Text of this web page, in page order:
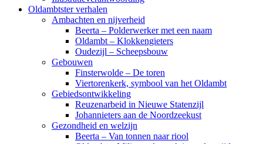
Oldambtster verhalen
Ambachten en nijverheid
Beerta – Polderwerker met een naam
Oldambt – Klokkengieters
Oudezijl – Scheepsbouw
Gebouwen
Finsterwolde – De toren
Viertorenkerk, symbool van het Oldambt
Gebiedsontwikkeling
Reuzenarbeid in Nieuwe Statenzijl
Johannieters aan de Noordzeekust
Gezondheid en welzijn
Beerta – Van tonnen naar riool